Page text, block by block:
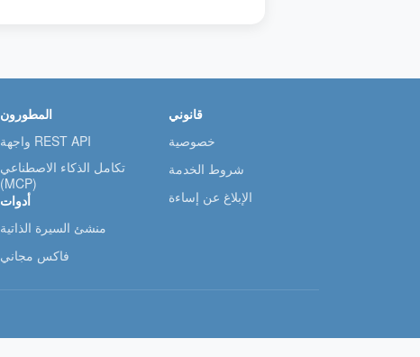
المطورون
واجهة REST API
تكامل الذكاء الاصطناعي
(MCP)
أدوات
منشئ السيرة الذاتية
فاكس مجاني
قانوني
خصوصية
شروط الخدمة
الإبلاغ عن إساءة